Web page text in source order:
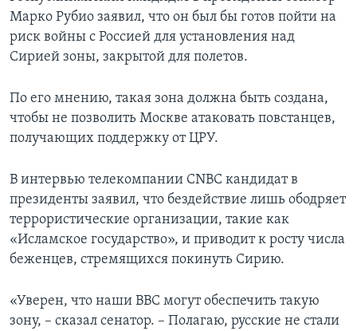
Марко Рубио заявил, что он был бы готов пойти на
риск войны с Россией для установления над
Сирией зоны, закрытой для полетов.
По его мнению, такая зона должна быть создана,
чтобы не позволить Москве атаковать повстанцев,
получающих поддержку от ЦРУ.
В интервью телекомпании CNBC кандидат в
президенты заявил, что бездействие лишь ободряет
террористические организации, такие как
«Исламское государство», и приводит к росту числа
беженцев, стремящихся покинуть Сирию.
«Уверен, что наши ВВС могут обеспечить такую
зону, – сказал сенатор. – Полагаю, русские не стали